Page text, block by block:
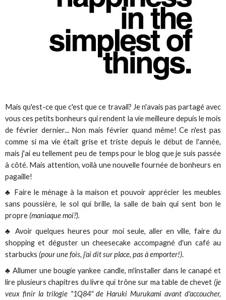
Mais qu'est-ce que c'est que ce travail? Je n'avais pas partagé avec
vous ces petits bonheurs qui rendent la vie meilleure depuis le mois
de février dernier... Non mais février quand même! Ce n'est pas
comme si ma vie était grise et triste depuis le début de l'année,
mais j'ai eu tellement peu de temps pour le blog que je suis passée
à côté. Mais attention, voilà une nouvelle fournée de bonheurs en
pagaille!
♣ Faire le ménage à la maison et pouvoir apprécier les meubles
sans poussière, le sol qui brille, la salle de bain qui sent bon le
propre (maniaque moi?).
♣ Avoir quelques heures pour moi seule, aller en ville, faire du
shopping et déguster un cheesecake accompagné d'un café au
starbucks (pour une fois, j'ai dit sur place, pas à emporter!).
♣ Allumer une bougie yankee candle, m'installer dans le canapé et
lire plusieurs chapitres du livre qui trône sur ma table de chevet (je
veux finir la trilogie "1Q84" de Haruki Murukami avant d'accoucher,